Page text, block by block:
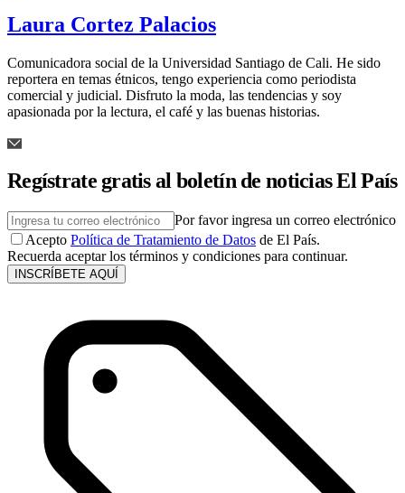
Laura Cortez Palacios
Comunicadora social de la Universidad Santiago de Cali. He sido
reportera en temas étnicos, tengo experiencia como periodista
comercial y judicial. Disfruto la moda, las tendencias y soy
apasionada por la lectura, el café y las buenas historias.
Regístrate gratis al boletín de noticias El País
Por favor ingresa un correo electrónico
Acepto Política de Tratamiento de Datos de El País.
Recuerda aceptar los términos y condiciones para continuar.
INSCRÍBETE AQUÍ